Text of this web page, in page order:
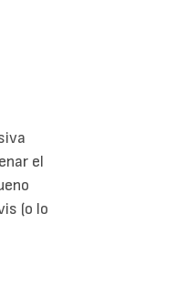
el
(o lo